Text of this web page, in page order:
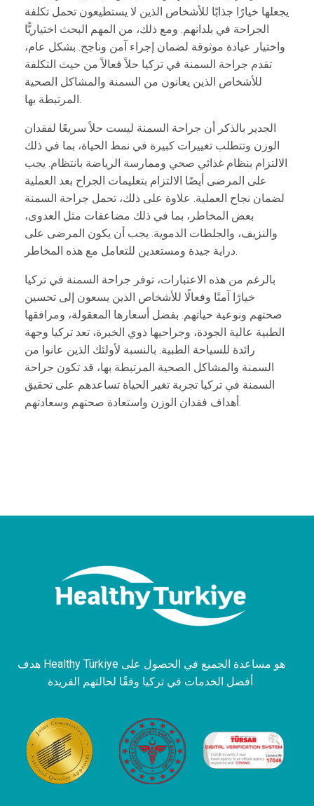
يجعلها خيارًا جذابًا للأشخاص الذين لا يستطيعون تحمل تكلفة
الجراحة في بلدانهم. ومع ذلك، من المهم البحث اختياريًّا
واختيار عيادة موثوقة لضمان إجراء آمن وناجح. بشكل عام،
تقدم جراحة السمنة في تركيا حلاً فعالاً من حيث التكلفة
للأشخاص الذين يعانون من السمنة والمشاكل الصحية
المرتبطة بها.
الجدير بالذكر أن جراحة السمنة ليست حلاً سريعًا لفقدان
الوزن وتتطلب تغييرات كبيرة في نمط الحياة، بما في ذلك
الالتزام بنظام غذائي صحي وممارسة الرياضة بانتظام. يجب
على المرضى أيضًا الالتزام بتعليمات الجراح بعد العملية
لضمان نجاح العملية. علاوة على ذلك، تحمل جراحة السمنة
بعض المخاطر، بما في ذلك مضاعفات مثل العدوى،
والنزيف، والجلطات الدموية. يجب أن يكون المرضى على
دراية جيدة ومستعدين للتعامل مع هذه المخاطر.
بالرغم من هذه الاعتبارات، توفر جراحة السمنة في تركيا
خيارًا آمنًا وفعالًا للأشخاص الذين يسعون إلى تحسين
صحتهم ونوعية حياتهم. بفضل أسعارها المعقولة، ومرافقها
الطبية عالية الجودة، وجراحيها ذوي الخبرة، تعد تركيا وجهة
رائدة للسياحة الطبية. بالنسبة لأولئك الذين عانوا من
السمنة والمشاكل الصحية المرتبطة بها، قد تكون جراحة
السمنة في تركيا تجربة تغير الحياة تساعدهم على تحقيق
أهداف فقدان الوزن واستعادة صحتهم وسعادتهم.
هدف Healthy Türkiye هو مساعدة الجميع في الحصول على
أفضل الخدمات في تركيا وفقًا لحالتهم الفريدة.